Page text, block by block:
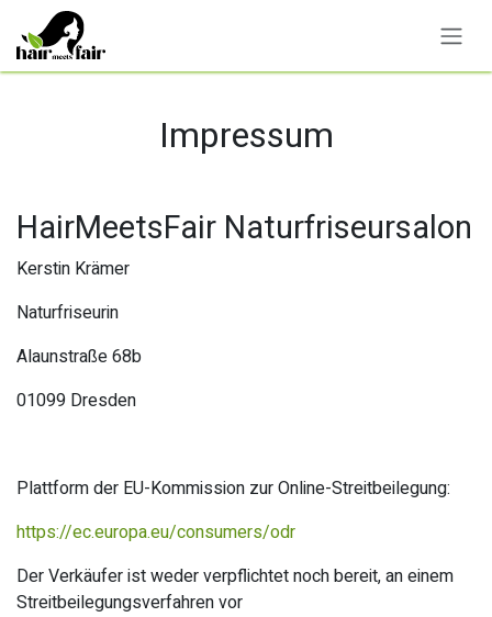
Zum Inhalt springen
Impressum
HairMeetsFair Naturfriseursalon
Kerstin Krämer
Naturfriseurin
Alaunstraße 68b
01099 Dresden
Plattform der EU-Kommission zur Online-Streitbeilegung:
https://ec.europa.eu/consumers/odr
Der Verkäufer ist weder verpflichtet noch bereit, an einem
Streitbeilegungsverfahren vor